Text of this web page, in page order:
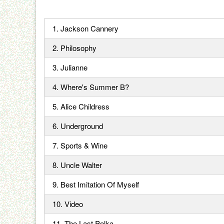
1. Jackson Cannery
2. Philosophy
3. Julianne
4. Where's Summer B?
5. Alice Childress
6. Underground
7. Sports & Wine
8. Uncle Walter
9. Best Imitation Of Myself
10. Video